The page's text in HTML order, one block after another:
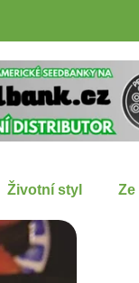
Životní styl